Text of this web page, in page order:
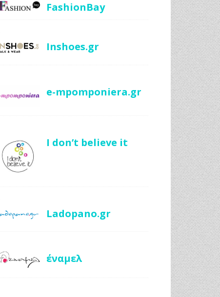
FashionBay
Inshoes.gr
e-mpomponiera.gr
I don’t believe it
Ladopano.gr
έναμελ